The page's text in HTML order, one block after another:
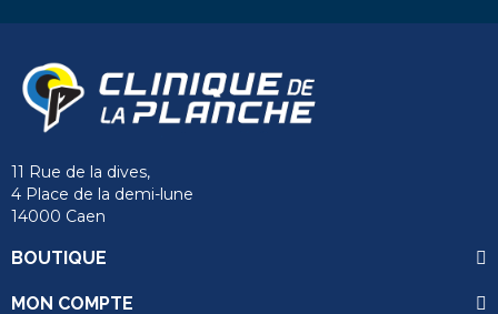
11 Rue de la dives,
4 Place de la demi-lune
14000 Caen
BOUTIQUE
MON COMPTE